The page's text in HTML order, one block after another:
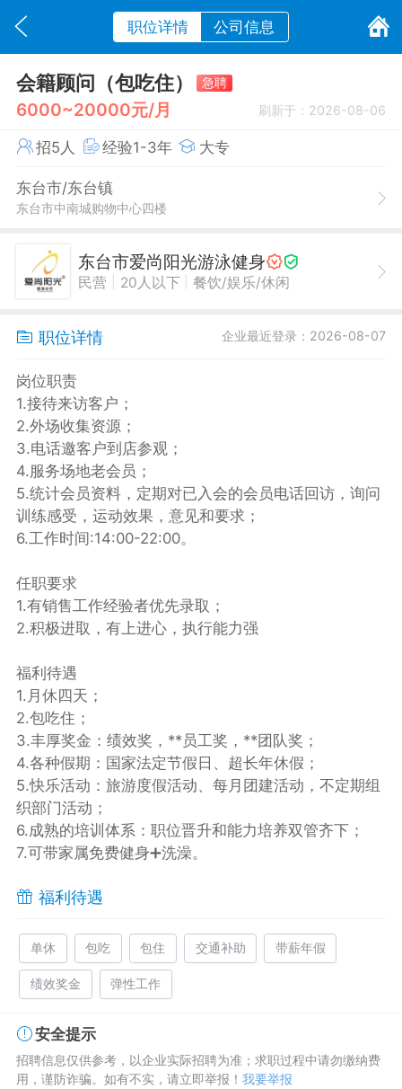
职位详情 公司信息
会籍顾问（包吃住） 急聘
6000~20000元/月 刷新于：2026-08-06
招5人 经验1-3年 大专
东台市/东台镇
东台市中南城购物中心四楼
东台市爱尚阳光游泳健身
民营 20人以下 餐饮/娱乐/休闲
职位详情 企业最近登录：2026-08-07
岗位职责
1.接待来访客户；
2.外场收集资源；
3.电话邀客户到店参观；
4.服务场地老会员；
5.统计会员资料，定期对已入会的会员电话回访，询问
训练感受，运动效果，意见和要求；
6.工作时间:14:00-22:00。
任职要求
1.有销售工作经验者优先录取；
2.积极进取，有上进心，执行能力强
福利待遇
1.月休四天；
2.包吃住；
3.丰厚奖金：绩效奖，**员工奖，**团队奖；
4.各种假期：国家法定节假日、超长年休假；
5.快乐活动：旅游度假活动、每月团建活动，不定期组
织部门活动；
6.成熟的培训体系：职位晋升和能力培养双管齐下；
7.可带家属免费健身➕洗澡。
福利待遇
单休 包吃 包住 交通补助 带薪年假
绩效奖金 弹性工作
安全提示
招聘信息仅供参考，以企业实际招聘为准；求职过程中请勿缴纳费
用，谨防诈骗。如有不实，请立即举报！ 我要举报